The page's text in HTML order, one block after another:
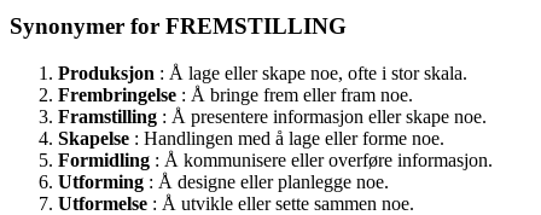
Synonymer for FREMSTILLING
Produksjon : Å lage eller skape noe, ofte i stor skala.
Frembringelse : Å bringe frem eller fram noe.
Framstilling : Å presentere informasjon eller skape noe.
Skapelse : Handlingen med å lage eller forme noe.
Formidling : Å kommunisere eller overføre informasjon.
Utforming : Å designe eller planlegge noe.
Utformelse : Å utvikle eller sette sammen noe.